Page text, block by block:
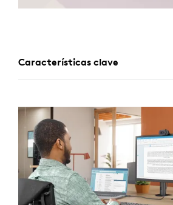
Características clave